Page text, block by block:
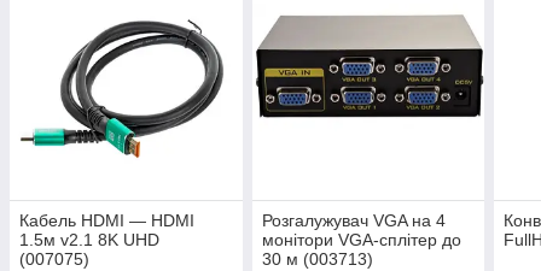
Кабель HDMI — HDMI
1.5м v2.1 8K UHD
(007075)
Розгалужувач VGA на 4
монітори VGA-сплітер до
30 м (003713)